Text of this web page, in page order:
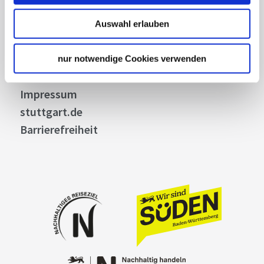
Auswahl erlauben
nur notwendige Cookies verwenden
Allgemeine Geschäftsbedingungen
Widerruf
Kontakt
Cookies
Impressum
stuttgart.de
Barrierefreiheit